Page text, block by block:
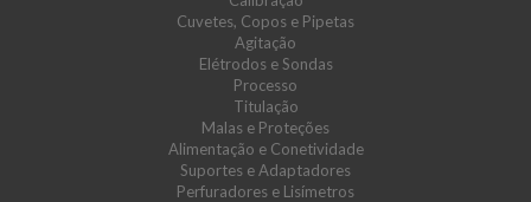
Cuvetes, Copos e Pipetas
Agitação
Elétrodos e Sondas
Processo
Titulação
Malas e Proteções
Alimentação e Conetividade
Suportes e Adaptadores
Perfuradores e Lisímetros